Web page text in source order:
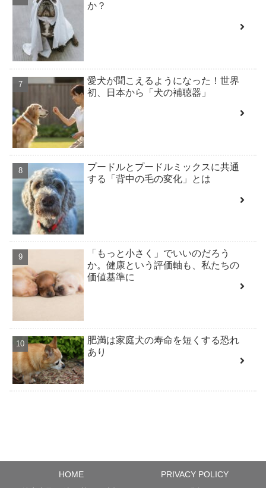
か？
愛犬が聞こえるようになった！世界
初、日本から「犬の補聴器」
プードルとプードルミックスに共通
する「背中の毛の変化」とは
「もっと小さく」でいいのだろう
か。健康という評価軸も、私たちの
価値基準に
肥満は家庭犬の寿命を短くする恐れ
あり
HOME
PRIVACY POLICY